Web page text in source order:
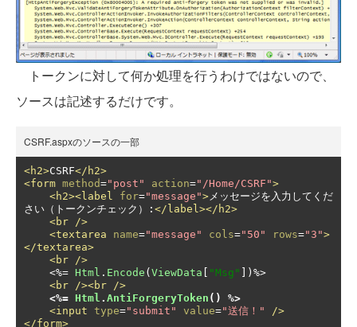
トークンに対して何か処理を行うわけではないので、
ソースは記述するだけです。
CSRF.aspxのソースの一部
<h2>CSRF</h2>
<form method="post" action="/Home/CSRF">
<h2><label
for="message">メッセージを入力してくだ
さい（トークンチェック）: </label></h2>
<br />
<textarea
name="message" cols="50" rows="3">
</textarea>
<br />
<%= Html . Encode ( ViewData "Msg" ]) %>
<br /><br />
<%= Html . AntiForgeryToken ()
%>
<input type="submit" value="送信！"
/>
</form>